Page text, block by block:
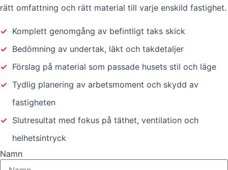
rätt omfattning och rätt material till varje enskild fastighet.
✓ Komplett genomgång av befintligt taks skick
✓ Bedömning av undertak, läkt och takdetaljer
✓ Förslag på material som passade husets stil och läge
✓ Tydlig planering av arbetsmoment och skydd av
fastigheten
✓ Slutresultat med fokus på täthet, ventilation och
helhetsintryck
Namn